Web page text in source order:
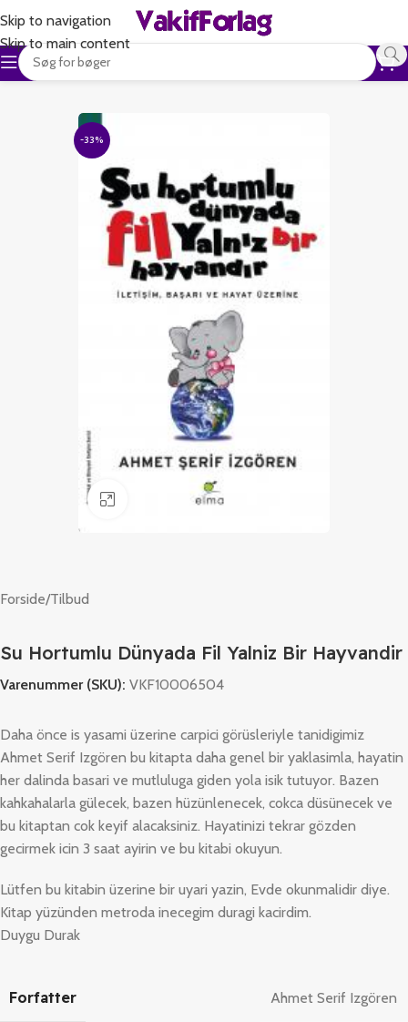
Skip to navigation
Skip to main content
-33%
Klik for at forstørre
Forside/Tilbud
Su Hortumlu Dünyada Fil Yalniz Bir Hayvandir
Varenummer (SKU): VKF10006504
Daha önce is yasami üzerine carpici görüsleriyle tanidigimiz
Ahmet Serif Izgören bu kitapta daha genel bir yaklasimla, hayatin
her dalinda basari ve mutluluga giden yola isik tutuyor. Bazen
kahkahalarla gülecek, bazen hüzünlenecek, cokca düsünecek ve
bu kitaptan cok keyif alacaksiniz. Hayatinizi tekrar gözden
gecirmek icin 3 saat ayirin ve bu kitabi okuyun.
Lütfen bu kitabin üzerine bir uyari yazin, Evde okunmalidir diye.
Kitap yüzünden metroda inecegim duragi kacirdim.
Duygu Durak
Forfatter Ahmet Serif Izgören